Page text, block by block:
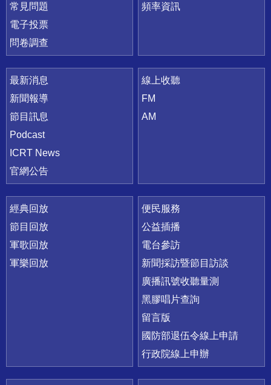
常見問題
電子投票
問卷調查
頻率資訊
最新消息
新聞報導
節目訊息
Podcast
ICRT News
官網公告
線上收聽
FM
AM
經典回放
節目回放
軍歌回放
軍樂回放
便民服務
公益插播
電台參訪
新聞採訪暨節目訪談
廣播訊號收聽量測
黑膠唱片查詢
留言版
國防部退伍令線上申請
行政院線上申辦